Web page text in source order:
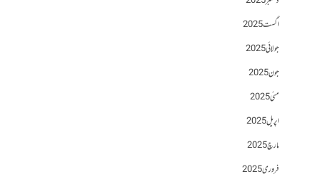
اگست 2025
جولائی 2025
جون 2025
مئی 2025
اپریل 2025
مارچ 2025
فروری 2025